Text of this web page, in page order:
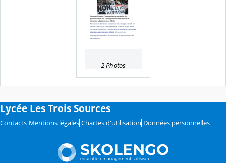
2 Photos
Lycée Les Trois Sources
Contacts Mentions légales Chartes d'utilisation Données personnelles